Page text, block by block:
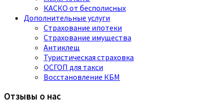
КАСКО от бесполисных
Дополнительные услуги
Страхование ипотеки
Страхование имущества
Антиклещ
Туристическая страховка
ОСГОП для такси
Восстановление КБМ
Отзывы о нас